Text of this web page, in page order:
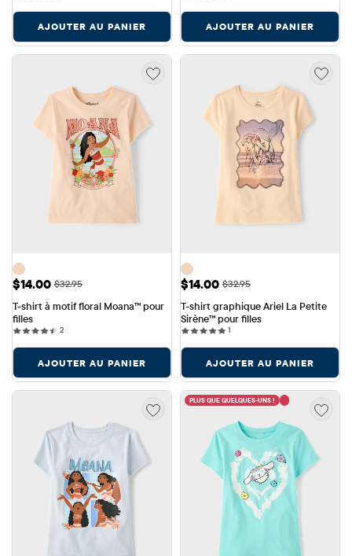
AJOUTER AU PANIER AJOUTER AU PANIER
Prix ​​de vente: $14.00
$14.00 Prix ​​d'origine: $32.95
$32.95
T-shirt à motif floral Moana™ pour
filles
22 reviews
AJOUTER AU PANIER
Prix ​​de vente: $14.00
$14.00 Prix ​​d'origine: $32.95
$32.95
T-shirt graphique Ariel La Petite
Sirène™ pour filles
1
AJOUTER AU PANIER
PLUS QUE QUELQUES-UNS !